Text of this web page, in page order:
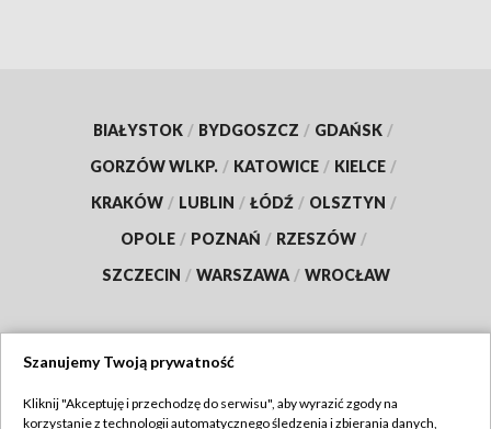
BIAŁYSTOK / BYDGOSZCZ / GDAŃSK /
GORZÓW WLKP. / KATOWICE / KIELCE /
KRAKÓW / LUBLIN / ŁÓDŹ / OLSZTYN /
OPOLE / POZNAŃ / RZESZÓW /
SZCZECIN / WARSZAWA / WROCŁAW
Szanujemy Twoją prywatność
Kliknij "Akceptuję i przechodzę do serwisu", aby wyrazić zgody na
korzystanie z technologii automatycznego śledzenia i zbierania danych,